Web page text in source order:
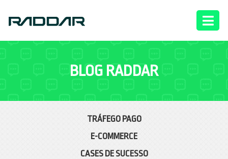
BLOG RADDAR
TRÁFEGO PAGO
E-COMMERCE
CASES DE SUCESSO